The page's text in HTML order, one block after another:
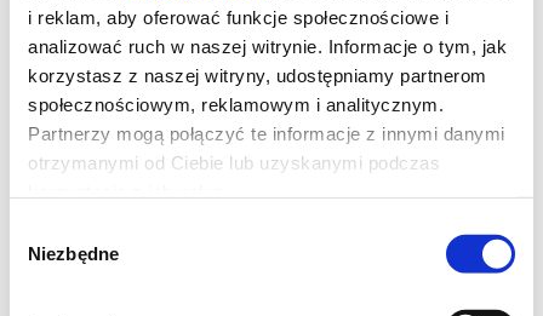
i reklam, aby oferować funkcje społecznościowe i
analizować ruch w naszej witrynie. Informacje o tym, jak
korzystasz z naszej witryny, udostępniamy partnerom
społecznościowym, reklamowym i analitycznym.
Partnerzy mogą połączyć te informacje z innymi danymi
otrzymanymi od Ciebie lub uzyskanymi podczas
zgody
Niezbędne